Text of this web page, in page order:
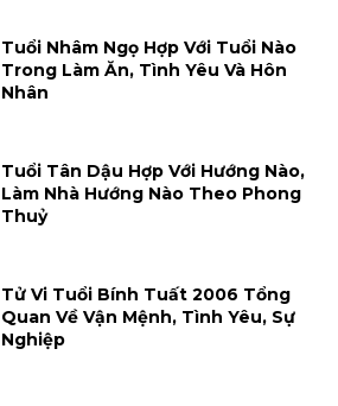
Tuổi Nhâm Ngọ Hợp Với Tuổi Nào
Trong Làm Ăn, Tình Yêu Và Hôn
Nhân
Tuổi Tân Dậu Hợp Với Hướng Nào,
Làm Nhà Hướng Nào Theo Phong
Thuỷ
Tử Vi Tuổi Bính Tuất 2006 Tổng
Quan Về Vận Mệnh, Tình Yêu, Sự
Nghiệp